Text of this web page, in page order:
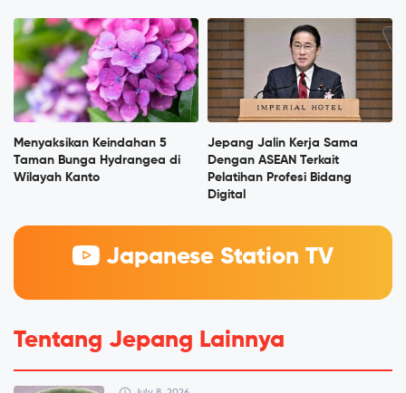
Menyaksikan Keindahan 5
Taman Bunga Hydrangea di
Wilayah Kanto
Jepang Jalin Kerja Sama
Dengan ASEAN Terkait
Pelatihan Profesi Bidang
Digital
Japanese Station TV
Tentang Jepang Lainnya